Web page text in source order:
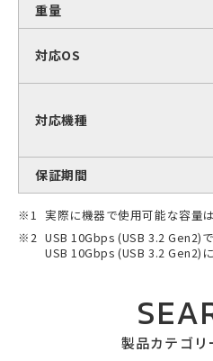
重量
対応OS
対応機種
保証期間
実際に機器で使用可能な容量
USB 10Gbps (USB 3.2 Gen2)
USB 10Gbps (USB 3.2 Gen2)
製品カテゴリ